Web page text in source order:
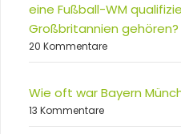
eine Fußball-WM
Großbritannien gehören?
20 Kommentare
Wie oft war Bayern
13 Kommentare